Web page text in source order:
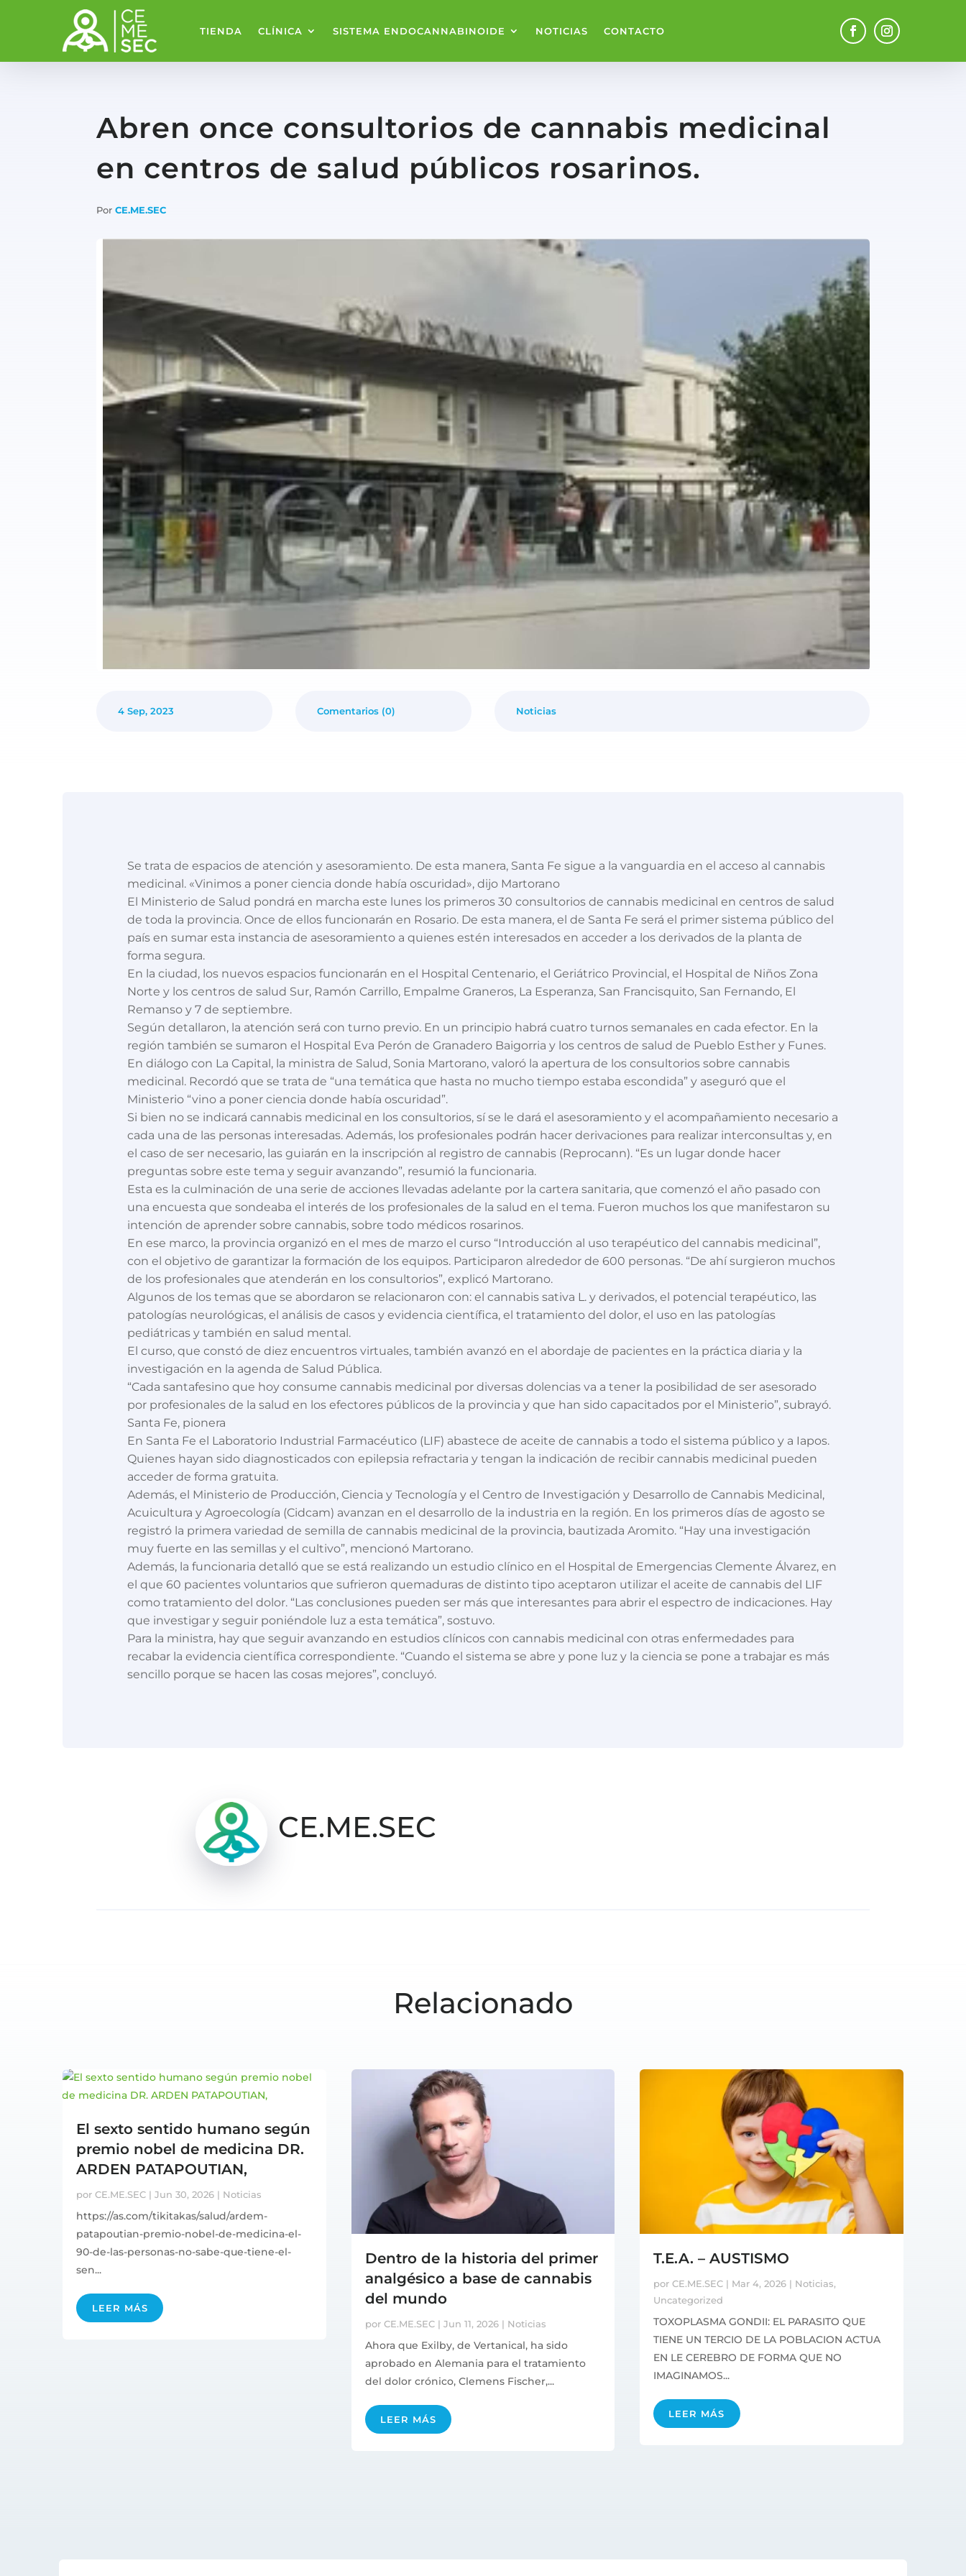
TIENDA CLÍNICA SISTEMA ENDOCANNABINOIDE NOTICIAS CONTACTO
Abren once consultorios de cannabis medicinal
en centros de salud públicos rosarinos.
PorCE.ME.SEC
4 Sep, 2023 Comentarios (0) Noticias
Se trata de espacios de atención y asesoramiento. De esta manera, Santa Fe sigue a la vanguardia en el acceso al cannabis
medicinal. «Vinimos a poner ciencia donde había oscuridad», dijo Martorano
El Ministerio de Salud pondrá en marcha este lunes los primeros 30 consultorios de cannabis medicinal en centros de salud
de toda la provincia. Once de ellos funcionarán en Rosario. De esta manera, el de Santa Fe será el primer sistema público del
país en sumar esta instancia de asesoramiento a quienes estén interesados en acceder a los derivados de la planta de
forma segura.
En la ciudad, los nuevos espacios funcionarán en el Hospital Centenario, el Geriátrico Provincial, el Hospital de Niños Zona
Norte y los centros de salud Sur, Ramón Carrillo, Empalme Graneros, La Esperanza, San Francisquito, San Fernando, El
Remanso y 7 de septiembre.
Según detallaron, la atención será con turno previo. En un principio habrá cuatro turnos semanales en cada efector. En la
región también se sumaron el Hospital Eva Perón de Granadero Baigorria y los centros de salud de Pueblo Esther y Funes.
En diálogo con La Capital, la ministra de Salud, Sonia Martorano, valoró la apertura de los consultorios sobre cannabis
medicinal. Recordó que se trata de “una temática que hasta no mucho tiempo estaba escondida” y aseguró que el
Ministerio “vino a poner ciencia donde había oscuridad”.
Si bien no se indicará cannabis medicinal en los consultorios, sí se le dará el asesoramiento y el acompañamiento necesario a
cada una de las personas interesadas. Además, los profesionales podrán hacer derivaciones para realizar interconsultas y, en
el caso de ser necesario, las guiarán en la inscripción al registro de cannabis (Reprocann). “Es un lugar donde hacer
preguntas sobre este tema y seguir avanzando”, resumió la funcionaria.
Esta es la culminación de una serie de acciones llevadas adelante por la cartera sanitaria, que comenzó el año pasado con
una encuesta que sondeaba el interés de los profesionales de la salud en el tema. Fueron muchos los que manifestaron su
intención de aprender sobre cannabis, sobre todo médicos rosarinos.
En ese marco, la provincia organizó en el mes de marzo el curso “Introducción al uso terapéutico del cannabis medicinal”,
con el objetivo de garantizar la formación de los equipos. Participaron alrededor de 600 personas. “De ahí surgieron muchos
de los profesionales que atenderán en los consultorios”, explicó Martorano.
Algunos de los temas que se abordaron se relacionaron con: el cannabis sativa L. y derivados, el potencial terapéutico, las
patologías neurológicas, el análisis de casos y evidencia científica, el tratamiento del dolor, el uso en las patologías
pediátricas y también en salud mental.
El curso, que constó de diez encuentros virtuales, también avanzó en el abordaje de pacientes en la práctica diaria y la
investigación en la agenda de Salud Pública.
“Cada santafesino que hoy consume cannabis medicinal por diversas dolencias va a tener la posibilidad de ser asesorado
por profesionales de la salud en los efectores públicos de la provincia y que han sido capacitados por el Ministerio”, subrayó.
Santa Fe, pionera
En Santa Fe el Laboratorio Industrial Farmacéutico (LIF) abastece de aceite de cannabis a todo el sistema público y a Iapos.
Quienes hayan sido diagnosticados con epilepsia refractaria y tengan la indicación de recibir cannabis medicinal pueden
acceder de forma gratuita.
Además, el Ministerio de Producción, Ciencia y Tecnología y el Centro de Investigación y Desarrollo de Cannabis Medicinal,
Acuicultura y Agroecología (Cidcam) avanzan en el desarrollo de la industria en la región. En los primeros días de agosto se
registró la primera variedad de semilla de cannabis medicinal de la provincia, bautizada Aromito. “Hay una investigación
muy fuerte en las semillas y el cultivo”, mencionó Martorano.
Además, la funcionaria detalló que se está realizando un estudio clínico en el Hospital de Emergencias Clemente Álvarez, en
el que 60 pacientes voluntarios que sufrieron quemaduras de distinto tipo aceptaron utilizar el aceite de cannabis del LIF
como tratamiento del dolor. “Las conclusiones pueden ser más que interesantes para abrir el espectro de indicaciones. Hay
que investigar y seguir poniéndole luz a esta temática”, sostuvo.
Para la ministra, hay que seguir avanzando en estudios clínicos con cannabis medicinal con otras enfermedades para
recabar la evidencia científica correspondiente. “Cuando el sistema se abre y pone luz y la ciencia se pone a trabajar es más
sencillo porque se hacen las cosas mejores”, concluyó.
CE.ME.SEC
Relacionado
El sexto sentido humano según
premio nobel de medicina DR.
ARDEN PATAPOUTIAN,
porCE.ME.SEC |Jun 30, 2026 | Noticias
https://as.com/tikitakas/salud/ardem-
patapoutian-premio-nobel-de-medicina-el-
90-de-las-personas-no-sabe-que-tiene-el-
sen...
LEER MÁS
Dentro de la historia del primer
analgésico a base de cannabis
del mundo
por CE.ME.SEC| Jun 11, 2026| Noticias
Ahora que Exilby, de Vertanical, ha sido
aprobado en Alemania para el tratamiento
del dolor crónico, Clemens Fischer,...
LEER MÁS
T.E.A. – AUSTISMO
porCE.ME.SEC | Mar 4, 2026 | Noticias,
Uncategorized
TOXOPLASMA GONDII: EL PARASITO QUE
TIENE UN TERCIO DE LA POBLACION ACTUA
EN LE CEREBRO DE FORMA QUE NO
IMAGINAMOS...
LEER MÁS